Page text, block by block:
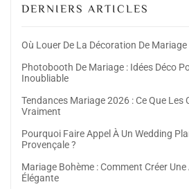
DERNIERS ARTICLES
Où Louer De La Décoration De
Photobooth De Mariage : Idées Déco
Inoubliable
Tendances Mariage 2026 : Ce Que Les
Vraiment
Pourquoi Faire Appel À Un Wedding
Provençale ?
Mariage Bohème : Comment Créer
Élégante